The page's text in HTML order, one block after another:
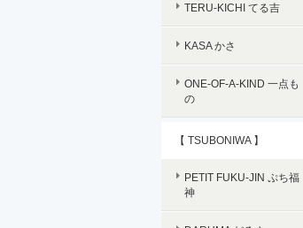
TERU-KICHI てる吉
KASA かさ
ONE-OF-A-KIND 一点も
の
【 TSUBONIWA 】
PETIT FUKU-JIN ぷち福
神